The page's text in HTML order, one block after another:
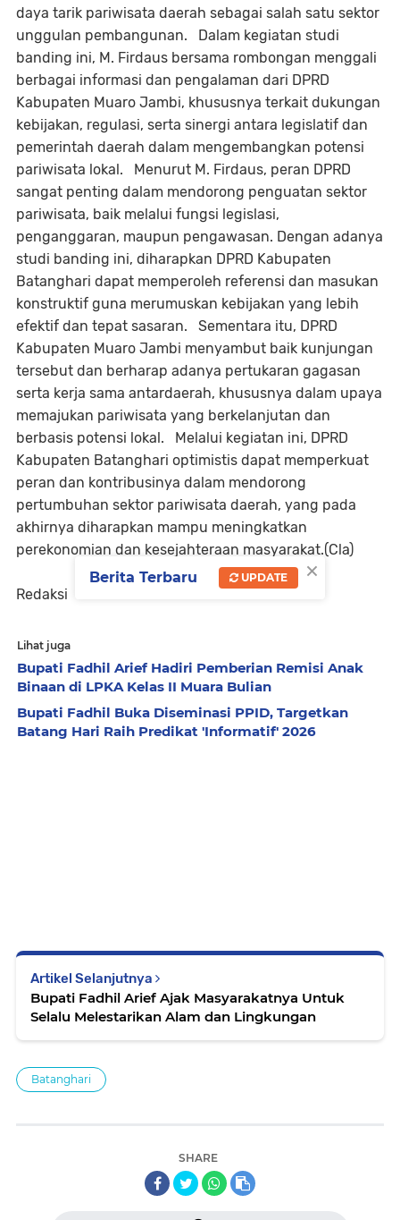
daya tarik pariwisata daerah sebagai salah satu sektor
unggulan pembangunan. Dalam kegiatan studi
banding ini, M. Firdaus bersama rombongan menggali
berbagai informasi dan pengalaman dari DPRD
Kabupaten Muaro Jambi, khususnya terkait dukungan
kebijakan, regulasi, serta sinergi antara legislatif dan
pemerintah daerah dalam mengembangkan potensi
pariwisata lokal. Menurut M. Firdaus, peran DPRD
sangat penting dalam mendorong penguatan sektor
pariwisata, baik melalui fungsi legislasi,
penganggaran, maupun pengawasan. Dengan adanya
studi banding ini, diharapkan DPRD Kabupaten
Batanghari dapat memperoleh referensi dan masukan
konstruktif guna merumuskan kebijakan yang lebih
efektif dan tepat sasaran. Sementara itu, DPRD
Kabupaten Muaro Jambi menyambut baik kunjungan
tersebut dan berharap adanya pertukaran gagasan
serta kerja sama antardaerah, khususnya dalam upaya
memajukan pariwisata yang berkelanjutan dan
berbasis potensi lokal. Melalui kegiatan ini, DPRD
Kabupaten Batanghari optimistis dapat memperkuat
peran dan kontribusinya dalam mendorong
pertumbuhan sektor pariwisata daerah, yang pada
akhirnya diharapkan mampu meningkatkan
perekonomian dan kesejahteraan masyarakat.(Cla)
Redaksi
Lihat juga
Bupati Fadhil Arief Hadiri Pemberian Remisi Anak
Binaan di LPKA Kelas II Muara Bulian
Bupati Fadhil Buka Diseminasi PPID, Targetkan
Batang Hari Raih Predikat 'Informatif' 2026
Artikel Selanjutnya
Bupati Fadhil Arief Ajak Masyarakatnya Untuk
Selalu Melestarikan Alam dan Lingkungan
Batanghari
SHARE
×
Berita Terbaru UPDATE